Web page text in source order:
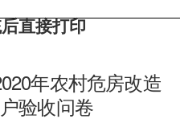
直接打印
20年农村危房改造
验收问卷